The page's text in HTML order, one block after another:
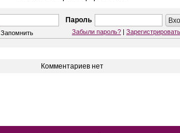
Пароль
Запомнить Забыли пароль? |
Комментариев нет